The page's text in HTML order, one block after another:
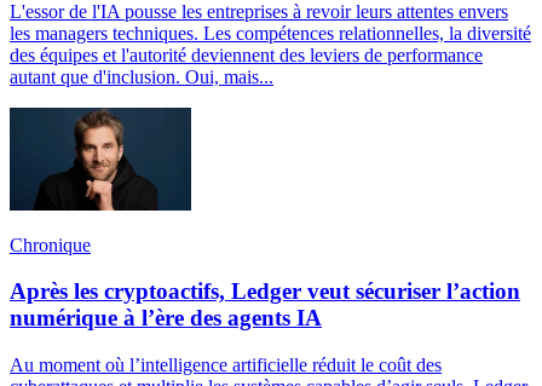
L'essor de l'IA pousse les entreprises à revoir leurs attentes envers
les managers techniques. Les compétences relationnelles, la diversité
des équipes et l'autorité deviennent des leviers de performance
autant que d'inclusion. Oui, mais...
Chronique
Après les cryptoactifs, Ledger veut sécuriser l’action
numérique à l’ère des agents IA
Au moment où l’intelligence artificielle réduit le coût des